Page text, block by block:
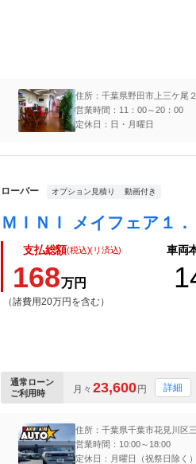
住所：千葉県野田市上三ケ尾
営業時間：11：00～20：00
定休日：日・月曜日
ローバー オプション見積り 動画付き
支払総額(税込)(リ済込)
168万円
（諸費用20万円を含む）
車両
通常ローン
ご利用時
月々 23,600円 詳細
住所：千葉県千葉市花見川区
営業時間：10:00～18:00
定休日：月曜日（祝祭日除く